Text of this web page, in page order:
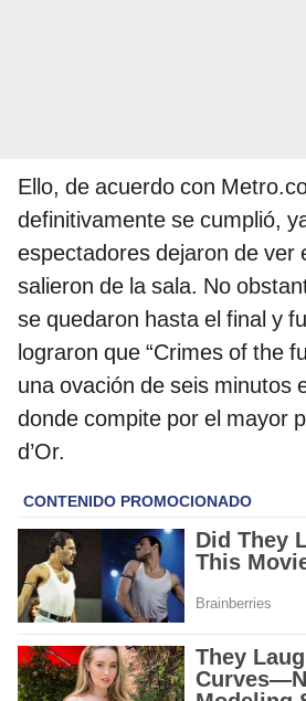
Ello, de acuerdo con
definitivamente se cumplió,
espectadores dejaron de ver
salieron de la sala. No
se quedaron hasta el final y
lograron que “Crimes of the
una ovación de seis minutos
donde compite por el mayor
d’Or.